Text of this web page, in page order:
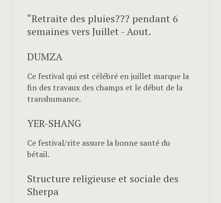
“Retraite des pluies??? pendant 6
semaines vers Juillet - Aout.
DUMZA
Ce festival qui est célébré en juillet marque la
fin des travaux des champs et le début de la
transhumance.
YER-SHANG
Ce festival/rite assure la bonne santé du
bétail.
Structure religieuse et sociale des
Sherpa